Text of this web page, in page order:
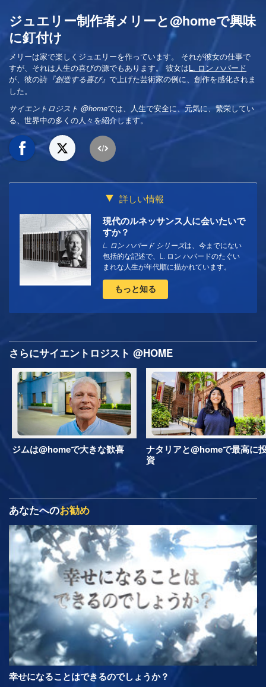
ジュエリー制作者メリーと@homeで興味
に釘付け
メリーは家で楽しくジュエリーを作っています。 それが彼女の仕事で
すが、それは人生の喜びの源でもあります。 彼女はL. ロン ハバード
が、彼の詩 『創造する喜び』 で上げた芸術家の例に、創作を感化されま
した。
サイエントロジスト @homeでは、人生で安全に、元気に、繁栄してい
る、世界中の多くの人々を紹介します。
詳しい情報
現代のルネッサンス人に会いたいで
すか？
L. ロン ハバード シリーズは、今までにない
包括的な記述で、L. ロン ハバードのたぐい
まれな人生が年代順に描かれています。
もっと知る
さらにサイエントロジスト @HOME
ジムは@homeで大きな歓喜
ナタリアと@homeで最高に
資
あなたへのお勧め
幸せになることはできるのでしょうか？